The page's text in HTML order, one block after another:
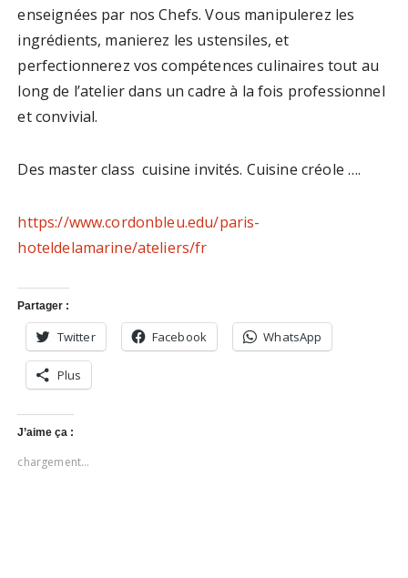
enseignées par nos Chefs. Vous manipulerez les
ingrédients, manierez les ustensiles, et
perfectionnerez vos compétences culinaires tout au
long de l’atelier dans un cadre à la fois professionnel
et convivial.
Des master class cuisine invités. Cuisine créole ….
https://www.cordonbleu.edu/paris-
hoteldelamarine/ateliers/fr
Partager :
Twitter Facebook WhatsApp
Plus
J’aime ça :
chargement…